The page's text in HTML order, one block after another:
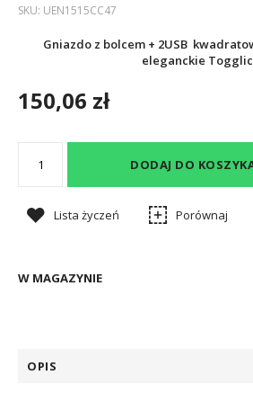
SKU: UEN1515CC47
Gniazdo z bolcem + 2USB
eleganckie
150,06 zł
DODAJ DO
Lista życzeń Porównaj
W MAGAZYNIE
OPIS